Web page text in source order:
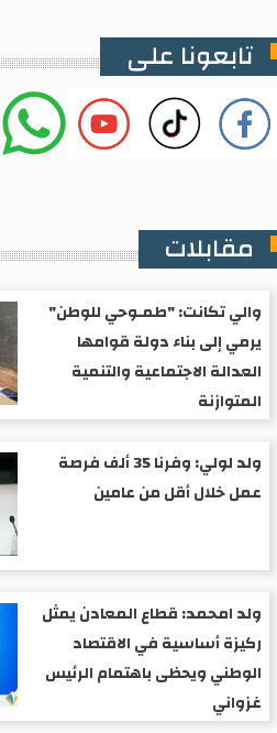
تابعونا على
مقابلات
والي تكانت: "طمـوحي للوطن"
يرمي إلى بناء دولة قوامها
العدالة الاجتماعية والتنمية
المتوازنة
ولد لولي: وفرنا 35 ألف فرصة
عمل خلال أقل من عامين
ولد امحمد: قطاع المعادن يمثل
ركيزة أساسية في الاقتصاد
الوطني ويحظى باهتمام الرئيس
غزواني